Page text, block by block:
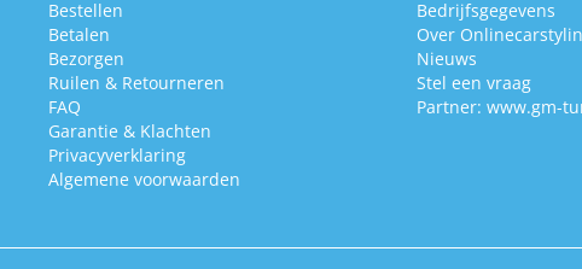
Bestellen
Betalen
Bezorgen
Ruilen & Retourneren
FAQ
Garantie & Klachten
Privacyverklaring
Algemene voorwaarden
Bedrijfsgegevens
Over
Nieuws
Stel een vraag
Partner: www.gm-